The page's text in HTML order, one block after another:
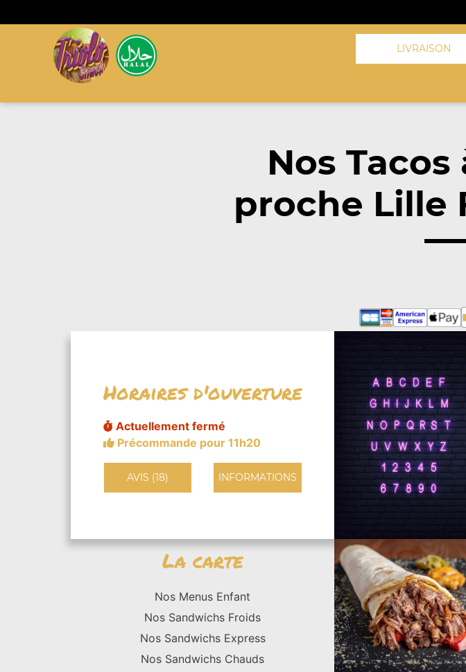
LIVRAISON
Nos
proche Lille
Horaires d'ouverture
Actuellement fermé
Précommande pour 11h20
AVIS (18) INFORMATIONS
La carte
Nos Menus Enfant
Nos Sandwichs Froids
Nos Sandwichs Express
Nos Sandwichs Chauds